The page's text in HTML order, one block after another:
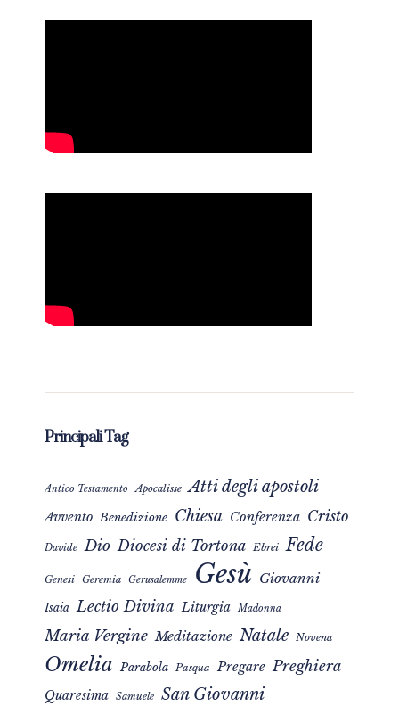
Principali Tag
Antico Testamento Apocalisse Atti degli apostoli
Avvento Benedizione Chiesa Conferenza Cristo
Davide Dio Diocesi di Tortona Ebrei Fede
Genesi Geremia Gerusalemme Gesù Giovanni
Isaia Lectio Divina Liturgia Madonna
Maria Vergine Meditazione Natale Novena
Omelia Parabola Pasqua Pregare Preghiera
Quaresima Samuele San Giovanni